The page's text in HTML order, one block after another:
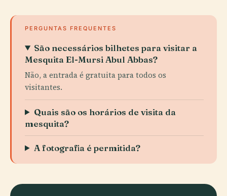
PERGUNTAS FREQUENTES
São necessários bilhetes para visitar a
Mesquita El-Mursi Abul Abbas?
Não, a entrada é gratuita para todos os
visitantes.
Quais são os horários de visita da
mesquita?
A fotografia é permitida?